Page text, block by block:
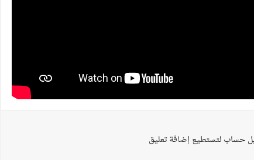
حساب لتستطيع إضافة تعليق